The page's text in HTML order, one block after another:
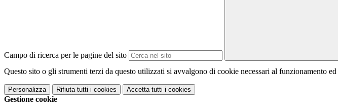
Campo di ricerca per le pagine del sito
Questo sito o gli strumenti terzi da questo utilizzati si avvalgono di cookie necessari al funzionamento
Personalizza Rifiuta tutti i cookies Accetta tutti i cookies
Gestione cookie